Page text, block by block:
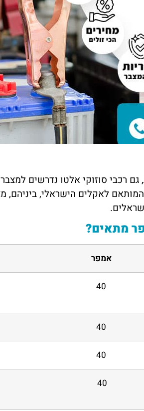
חיפה
אין מילים! השירות של מצבר בקליק היה
מצוין. הזמנתי מצבר עד הבית, והבחור
שהגיע היה אדיב, מהיר ומקצועי. בלי ספק
אפנה אליהם שוב אם אצטרך
רכבי סוזוקי אלטו נדרשים למצבר
מתאים?
אמפר
40
40
40
40